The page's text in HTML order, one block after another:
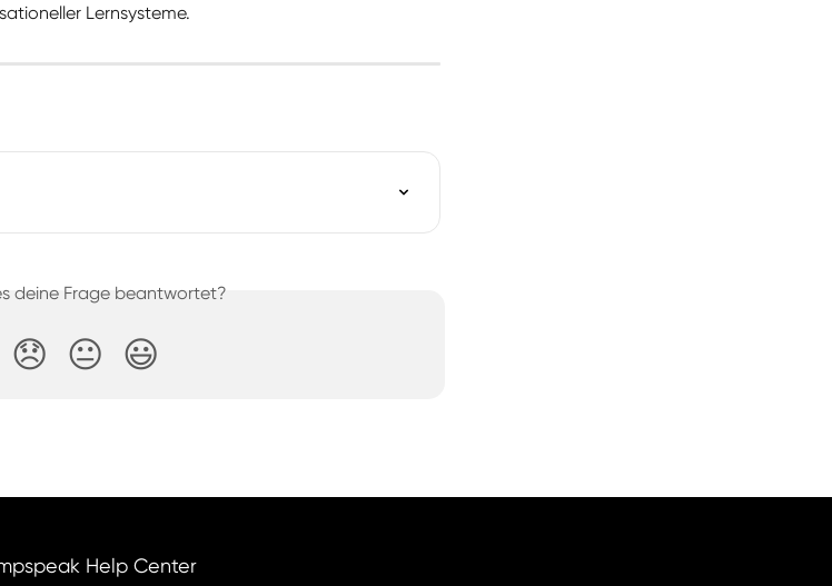
Lernsysteme.
deine Frage beantwortet?
😞 😐 😃
Help Center